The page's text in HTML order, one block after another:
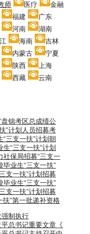
师 医疗
金融
福建
广东
河南
湖南
海南
吉林
内蒙古
宁夏
陕西
上海
西藏
云南
锦考区总成绩公
”计划人员招募考
三支一扶”计划朝
“三支一扶”计划
保局招募“三支一
业生“三支一扶”
支一扶”计划招募
业生“三支一扶”
支一扶”计划招募
扶”第一批递补资格
制执行
总书记重要文章《